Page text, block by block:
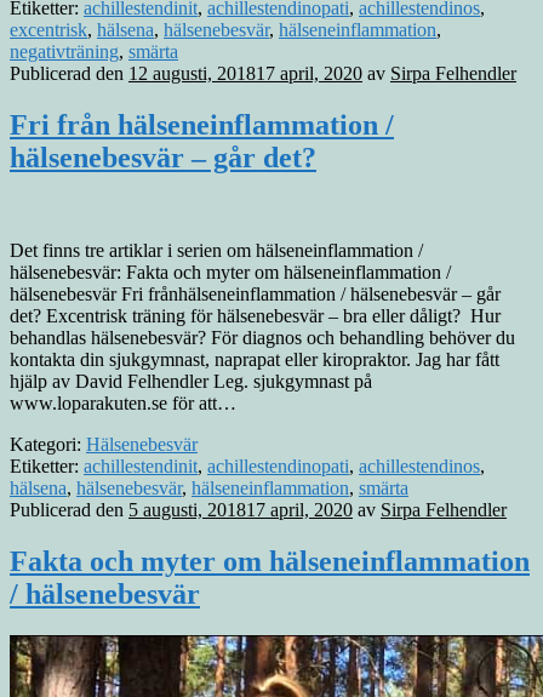
Etiketter: achillestendinit, achillestendinopati, achillestendinos,
excentrisk, hälsena, hälsenebesvär, hälseneinflammation,
negativträning, smärta
Publicerad den 12 augusti, 201817 april, 2020 av Sirpa Felhendler
Fri från hälseneinflammation /
hälsenebesvär – går det?
Det finns tre artiklar i serien om hälseneinflammation /
hälsenebesvär: Fakta och myter om hälseneinflammation /
hälsenebesvär Fri frånhälseneinflammation / hälsenebesvär – går
det? Excentrisk träning för hälsenebesvär – bra eller dåligt? Hur
behandlas hälsenebesvär? För diagnos och behandling behöver du
kontakta din sjukgymnast, naprapat eller kiropraktor. Jag har fått
hjälp av David Felhendler Leg. sjukgymnast på
www.loparakuten.se för att…
Kategori: Hälsenebesvär
Etiketter: achillestendinit, achillestendinopati, achillestendinos,
hälsena, hälsenebesvär, hälseneinflammation, smärta
Publicerad den 5 augusti, 201817 april, 2020 av Sirpa Felhendler
Fakta och myter om hälseneinflammation
/ hälsenebesvär